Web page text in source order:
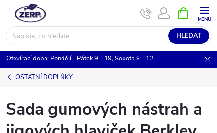
obsah
HLEDAT
NÁKUPNÍ
KOŠÍK
Otevírací doba: Pondělí - Pátek 9 - 19, Sobota 9 - 12
OSTATNÍ DOPLŇKY
Sada gumových nástrah a